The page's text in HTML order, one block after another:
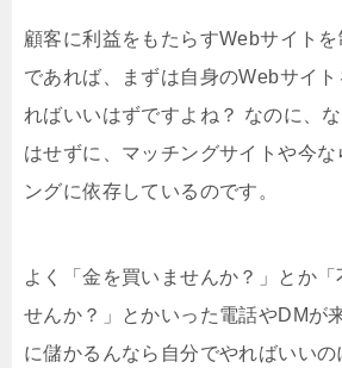
顧客に利益をもたらすWebサイト
であれば、まずは自身のWebサイ
ればいいはずですよね？ なのに、
はせずに、マッチングサイトや今
ングに依存しているのです。
よく「金を買いませんか？」とか「
せんか？」とかいった電話やDMが
に儲かるんなら自分でやればいい